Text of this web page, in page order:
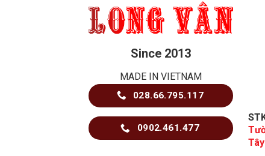
Since 2013
MADE IN VIETNAM
028.66.795.117
0902.461.477